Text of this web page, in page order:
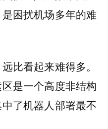
困扰机场多年的难
比看起来难得多。
是一个高度非结构
了机器人部署最不